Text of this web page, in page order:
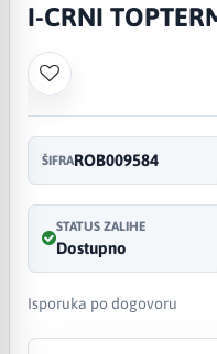
I-CRNI
ŠIFRAROB009584
STATUS ZALIHE
Dostupno
Isporuka po dogovoru